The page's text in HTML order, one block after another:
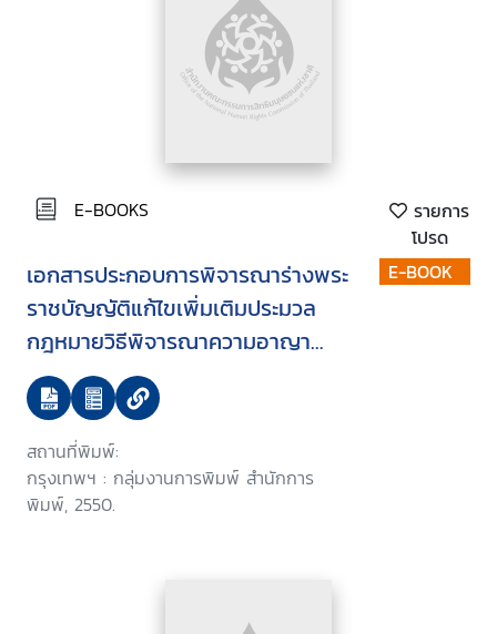
E-BOOKS
รายการ
โปรด
เอกสารประกอบการพิจารณาร่างพระ
ราชบัญญัติแก้ไขเพิ่มเติมประมวล
กฎหมายวิธีพิจารณาความอาญา
(ฉบับที่ ..) พ.ศ. ... (วิธีการขังหรือจำ
คุก และการปฏิบัติต่อผู้ต้องขังที่เป็น
หญิงมีครรภ์) บรรจุระเบียบวาระการ
ประชุมสภานิติบัญญัติแห่งชาติ ใน
คราวประชุมสภานิติบัญญัติแห่งชาติ
สถานที่พิมพ์:
กรุงเทพฯ : กลุ่มงานการพิมพ์ สำนักการ
พิมพ์, 2550.
E-BOOK